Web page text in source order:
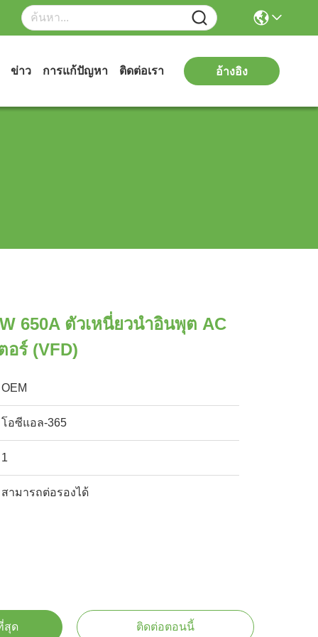
ข่าว การแก้ปัญหา ติดต่อเรา อ้างอิง
650A ตัวเหนี่ยวนำอินพุต AC
อร์ (VFD)
OEM
โอซีแอล-365
1
สามารถต่อรองได้
สุด ติดต่อตอนนี้